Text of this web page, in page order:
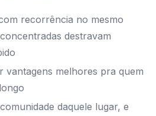
recorrência no mesmo
destravam
vantagens melhores pra quem
daquele lugar, e